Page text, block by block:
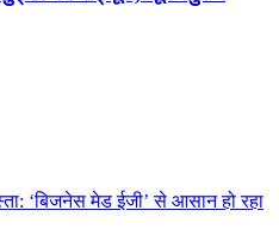
‘बिजनेस मेड ईजी’ से आसान हो रहा